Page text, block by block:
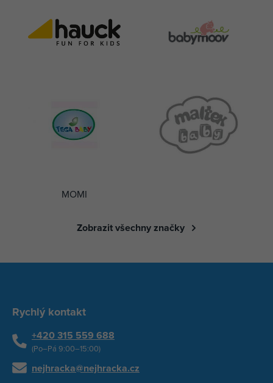
MOMI
Zobrazit všechny značky
Rychlý kontakt
+420 315 559 688
(Po–Pá 9:00–15:00)
nejhracka@nejhracka.cz